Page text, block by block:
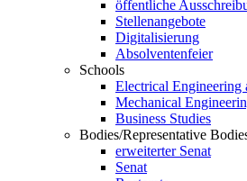
öffentliche
Stellenangebote
Digitalisierung
Absolventenfeier
Schools
Electrical Engineering
Mechanical
Business Studies
Bodies/Representative
erweiterter Senat
Senat